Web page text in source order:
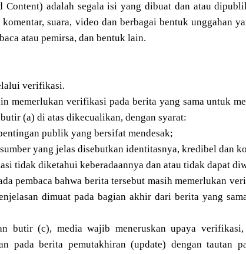
Content) adalah segala isi yang dibuat dan atau
suara, video dan berbagai bentuk unggahan
atau pemirsa, dan bentuk lain.
verifikasi.
memerlukan verifikasi pada berita yang sama untuk
(a) di atas dikecualikan, dengan syarat:
publik yang bersifat mendesak;
yang jelas disebutkan identitasnya, kredibel dan
tidak diketahui keberadaannya dan atau tidak dapat
pembaca bahwa berita tersebut masih memerlukan
dimuat pada bagian akhir dari berita yang
butir (c), media wajib meneruskan upaya
pada berita pemutakhiran (update) dengan tautan